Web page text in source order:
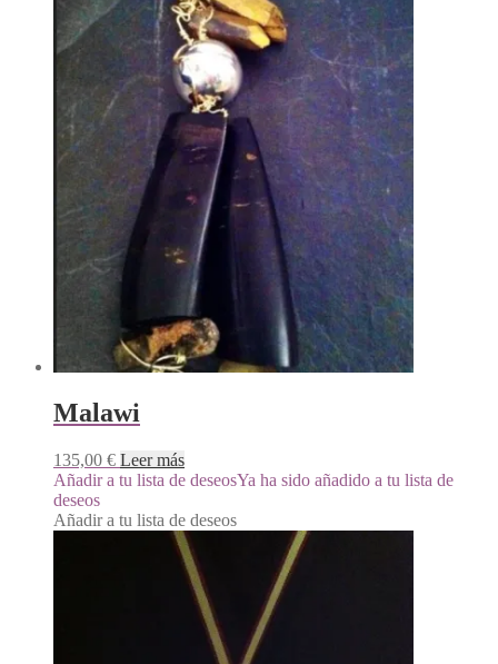
Malawi
135,00 € Leer más
Añadir a tu lista de deseosYa ha sido añadido a tu lista de
deseos
Añadir a tu lista de deseos